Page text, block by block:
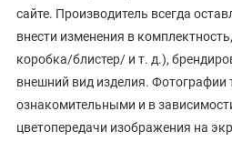
сайте. Производитель всегда
внести изменения в
коробка/блистер/ и т. д.),
внешний вид изделия. Фотографии
ознакомительными и в
цветопередачи изображения на